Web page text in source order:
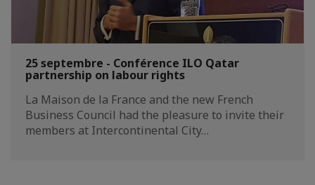
25 septembre - Conférence ILO Qatar
partnership on labour rights
La Maison de la France and the new French
Business Council had the pleasure to invite their
members at Intercontinental City…